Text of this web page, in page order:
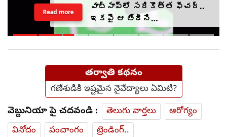
వాట్సాప్‌లో సరికొత్త ఫీచర్..
ఇకపై ఆ తేదీని
వెల్లడించాల్సిందే?
Read more
తర్వాతి కథనం
గణేశుడికి ఇష్టమైన నైవేద్యాలు ఏమిటి?
వెబ్దునియా పై చదవండి : తెలుగు వార్తలు
ఆరోగ్యం
వినోదం
పంచాంగం ట్రెండింగ్..